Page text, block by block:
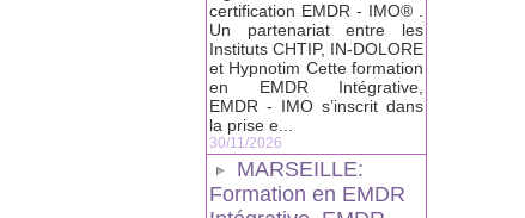
certification EMDR - IMO® .
Un partenariat entre les
Instituts CHTIP, IN-DOLORE
et Hypnotim Cette formation
en EMDR Intégrative,
EMDR - IMO s’inscrit dans
la prise e...
30/11/2026
MARSEILLE:
Formation en EMDR